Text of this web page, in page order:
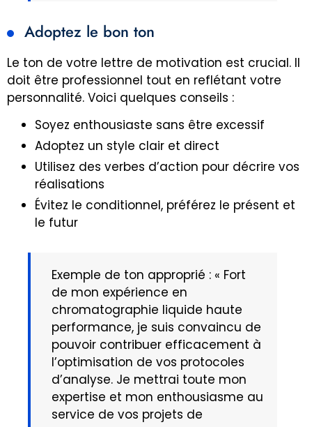
Adoptez le bon ton
Le ton de votre lettre de motivation est crucial. Il
doit être professionnel tout en reflétant votre
personnalité. Voici quelques conseils :
Soyez enthousiaste sans être excessif
Adoptez un style clair et direct
Utilisez des verbes d’action pour décrire vos
réalisations
Évitez le conditionnel, préférez le présent et
le futur
Exemple de ton approprié : « Fort
de mon expérience en
chromatographie liquide haute
performance, je suis convaincu de
pouvoir contribuer efficacement à
l’optimisation de vos protocoles
d’analyse. Je mettrai toute mon
expertise et mon enthousiasme au
service de vos projets de